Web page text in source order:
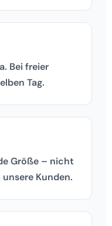
Bei freier
Tag.
Größe – nicht
Kunden.